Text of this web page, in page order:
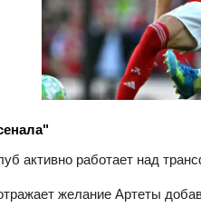
активно работает над
желание Артеты